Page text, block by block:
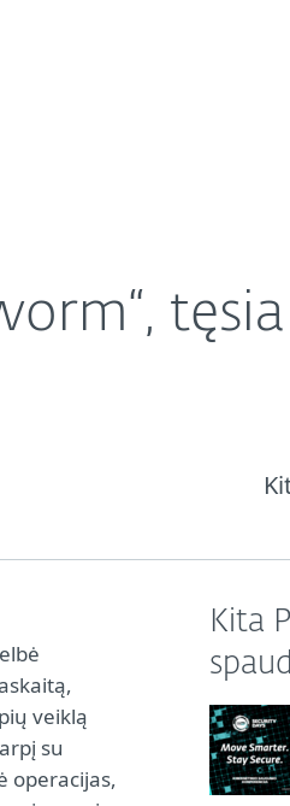
veiklą
su
operacijas,
Kita